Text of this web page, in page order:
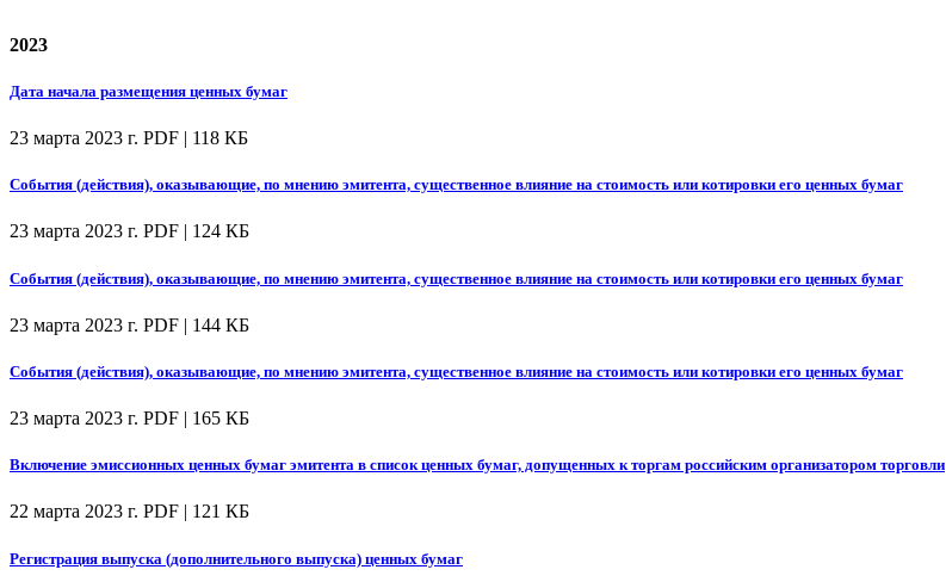
2023
Дата начала размещения ценных бумаг
23 марта 2023 г. PDF | 118 КБ
События (действия), оказывающие, по мнению эмитента, существенное влияние на стоимость или котировки его ценных бумаг
23 марта 2023 г. PDF | 124 КБ
События (действия), оказывающие, по мнению эмитента, существенное влияние на стоимость или котировки его ценных бумаг
23 марта 2023 г. PDF | 144 КБ
События (действия), оказывающие, по мнению эмитента, существенное влияние на стоимость или котировки его ценных бумаг
23 марта 2023 г. PDF | 165 КБ
Включение эмиссионных ценных бумаг эмитента в список ценных бумаг, допущенных к торгам российским организатором торговли
22 марта 2023 г. PDF | 121 КБ
Регистрация выпуска (дополнительного выпуска) ценных бумаг